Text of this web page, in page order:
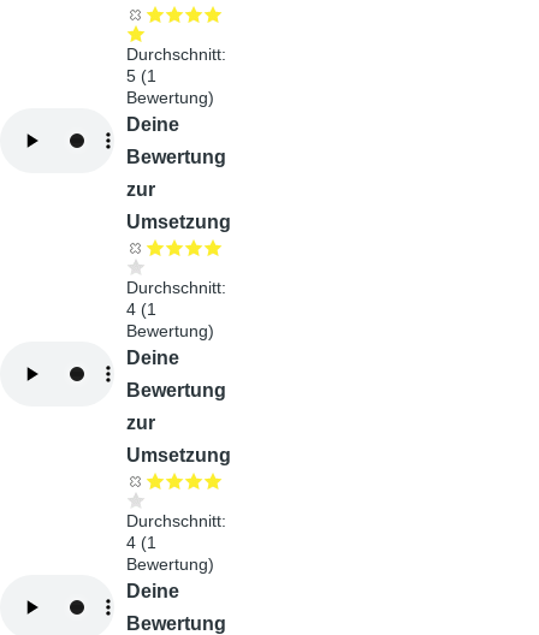
Durchschnitt:
5 (1
Bewertung)
Deine
Bewertung
zur
Umsetzung
Durchschnitt:
4 (1
Bewertung)
Deine
Bewertung
zur
Umsetzung
Durchschnitt:
4 (1
Bewertung)
Deine
Bewertung